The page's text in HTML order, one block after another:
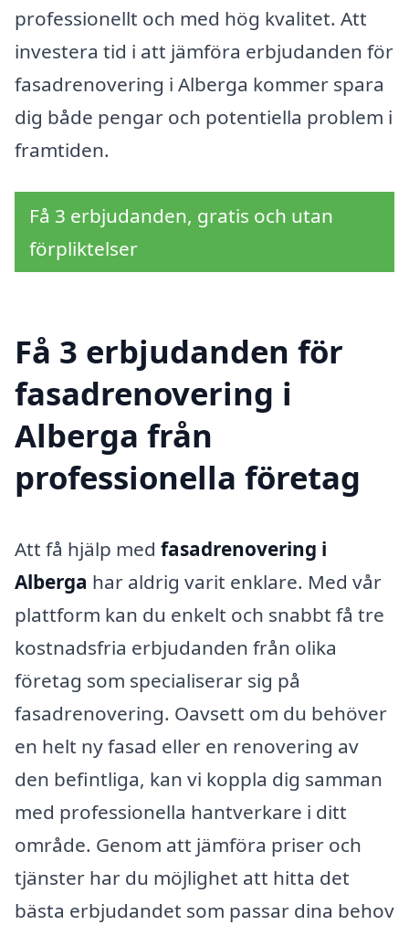
professionellt och med hög kvalitet. Att
investera tid i att jämföra erbjudanden för
fasadrenovering i Alberga kommer spara
dig både pengar och potentiella problem i
framtiden.
Få 3 erbjudanden, gratis och utan
förpliktelser
Få 3 erbjudanden för
fasadrenovering i
Alberga från
professionella företag
Att få hjälp med fasadrenovering i
Alberga har aldrig varit enklare. Med vår
plattform kan du enkelt och snabbt få tre
kostnadsfria erbjudanden från olika
företag som specialiserar sig på
fasadrenovering. Oavsett om du behöver
en helt ny fasad eller en renovering av
den befintliga, kan vi koppla dig samman
med professionella hantverkare i ditt
område. Genom att jämföra priser och
tjänster har du möjlighet att hitta det
bästa erbjudandet som passar dina behov